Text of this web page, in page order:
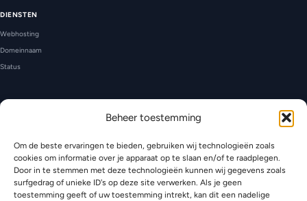
Beheer toestemming
Om de beste ervaringen te bieden, gebruiken wij technologieën zoals
cookies om informatie over je apparaat op te slaan en/of te raadplegen.
Door in te stemmen met deze technologieën kunnen wij gegevens zoals
surfgedrag of unieke ID's op deze site verwerken. Als je geen
toestemming geeft of uw toestemming intrekt, kan dit een nadelige
DIENSTEN
Webhosting
Domeinnaam
Status
CONTACT
Beneden-Leeuwen, Gelderland
KVK: 99133679